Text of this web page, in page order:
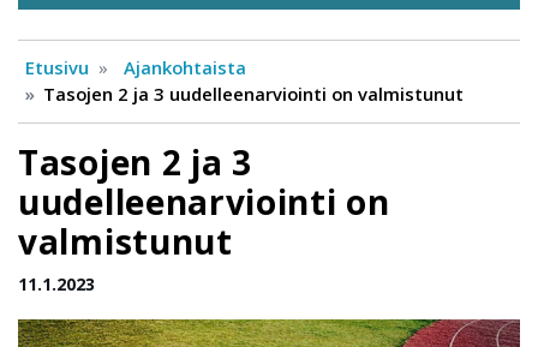
Etusivu
Ajankohtaista
Tasojen 2 ja 3 uudelleenarviointi on valmistunut
Tasojen 2 ja 3
uudelleenarviointi on
valmistunut
11.1.2023